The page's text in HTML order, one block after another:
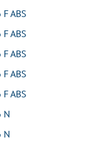
ABS
ABS
ABS
ABS
ABS
N
N